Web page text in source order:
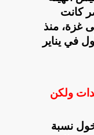
كانت
غزة، منذ
في يناير
ولكن
نسبة